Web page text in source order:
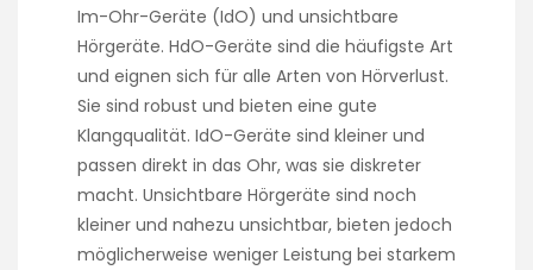
Im-Ohr-Geräte (IdO) und unsichtbare
Hörgeräte. HdO-Geräte sind die häufigste Art
und eignen sich für alle Arten von Hörverlust.
Sie sind robust und bieten eine gute
Klangqualität. IdO-Geräte sind kleiner und
passen direkt in das Ohr, was sie diskreter
macht. Unsichtbare Hörgeräte sind noch
kleiner und nahezu unsichtbar, bieten jedoch
möglicherweise weniger Leistung bei starkem